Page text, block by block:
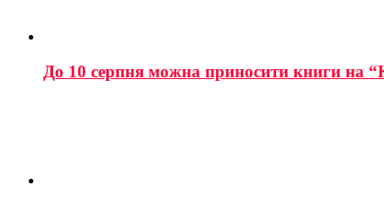
До 10 серпня можна приносити книги на